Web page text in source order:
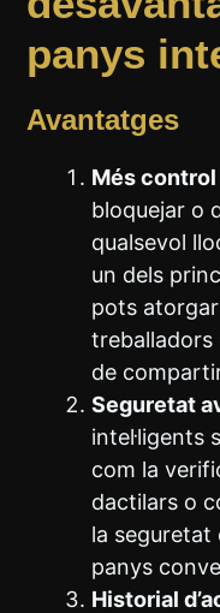
panys
Avantatges
Més
bloquejar o
qualsevol
un dels
pots
treballadors
de
Seguretat
intel·ligents
com la
dactilars o
la seguretat
panys
Historial